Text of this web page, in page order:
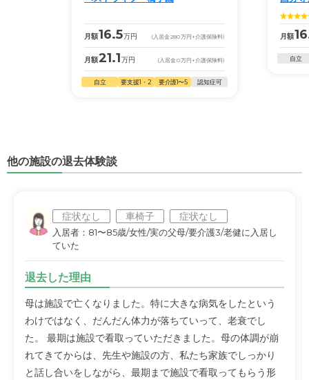
月額16.5万円 (入居金280万円 +介護保険料)
月額21.1万円 (入居金0万円 +介護保険料)
自立 要支援1・2 要介護1〜5 認知症可
月額
自立
他の施設の退去体験談
症状なし 車椅子 症状なし
入居者：81〜85歳/女性/実の父母/要介護3/老健に入居し
ていた
退去した理由
母は施設で亡くなりました。特に大きな病気をしたという
わけではなく、だんだん体力が落ちていって、老衰でし
た。 最期は施設で看取っていただきました。母の体調が崩
れてきてからは、先生や施設の方、私たち家族でしっかり
と話し合いをしながら、最期まで施設で看取ってもらう形